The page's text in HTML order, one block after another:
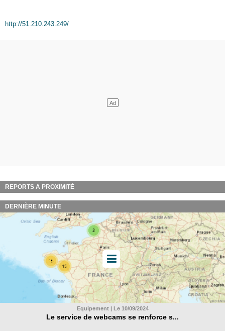
http://51.210.243.249/
REPORTS A PROXIMITÉ
DERNIÈRE MINUTE
Equipement | Le 10/09/2024
Le service de webcams se renforce s...